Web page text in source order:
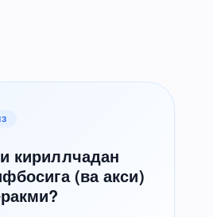
кириллчадан
(ва акси)